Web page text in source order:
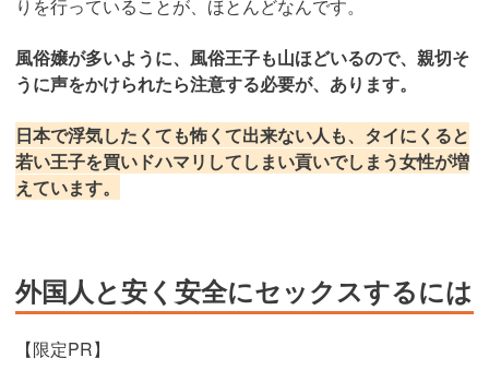
りを行っていることが、ほとんどなんです。
風俗嬢が多いように、風俗王子も山ほどいるので、親切そ
うに声をかけられたら注意する必要が、あります。
日本で浮気したくても怖くて出来ない人も、タイにくると
若い王子を買いドハマリしてしまい貢いでしまう女性が増
えています。
外国人と安く安全にセックスするには
【限定PR】